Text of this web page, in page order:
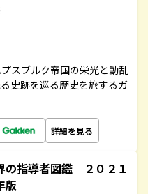
スブルク帝国の栄光と動乱
史跡を巡る歴史を旅するガ
詳細を見る
指導者図鑑 ２０２１
版